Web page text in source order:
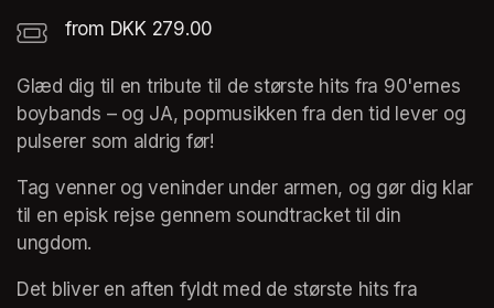
from DKK 279.00
Glæd dig til en tribute til de største hits fra 90'ernes
boybands – og JA, popmusikken fra den tid lever og
pulserer som aldrig før!
Tag venner og veninder under armen, og gør dig klar
til en episk rejse gennem soundtracket til din
ungdom.
Det bliver en aften fyldt med de største hits fra